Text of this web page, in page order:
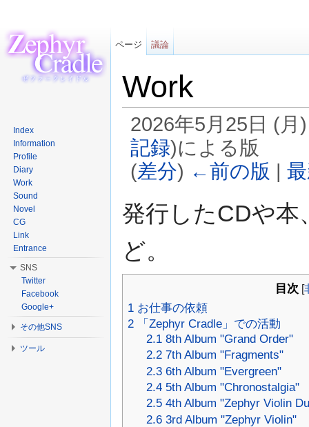
Work
2026年5月25日 (
記録)による版
(差分) ←前の版 |
発行したCDや本
ど。
目次 [
1 お仕事の依頼
2
「Zephyr Cradle」での活動
2.1 8th Album "Grand Order"
2.2 7th Album "Fragments"
2.3 6th Album "Evergreen"
2.4 5th Album "Chronostalgia"
2.5 4th Album "Zephyr Violin
2.6 3rd Album "Zephyr Violin"
ページ 議論
Index
Information
Profile
Diary
Work
Sound
Novel
CG
Link
Entrance
SNS
Twitter
Facebook
Google+
その他SNS
ツール